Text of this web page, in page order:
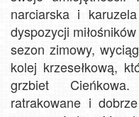
narciarska i
dyspozycji
sezon zimowy,
kolej krzesełkową,
grzbiet
ratrakowane i